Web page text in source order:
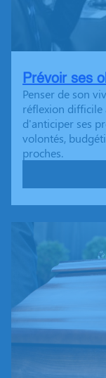
Prévoir ses
Penser de son
réflexion difficile
d'anticiper ses
volontés,
proches.